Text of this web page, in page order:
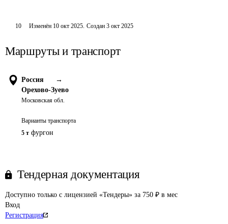
10 Изменён 10 окт 2025. Создан 3 окт 2025
Маршруты и транспорт
Россия
→
Орехово-Зуево
Московская обл.
Варианты транспорта
5 т фургон
Тендерная документация
Доступно только с лицензией «Тендеры» за 750 ₽ в мес
Вход
Регистрация